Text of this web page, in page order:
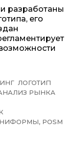
разработаны
его
ЛОГОТИП
РЫНКА
POSM